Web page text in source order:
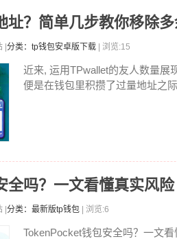
址？简单几步教你移除
分类：tp钱包安卓版下载 | 浏览:15
近来, 运用TPwallet的友人数量展
便是在钱包里积攒了过量地址之
全吗？一文看懂真实风险
分类：最新版tp钱包 | 浏览:6
TokenPocket钱包安全吗？一文